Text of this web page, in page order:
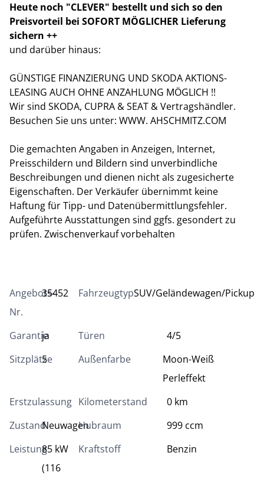
Heute noch "CLEVER" bestellt und sich so den
Preisvorteil bei SOFORT MÖGLICHER Lieferung
sichern ++
und darüber hinaus:
GÜNSTIGE FINANZIERUNG UND SKODA AKTIONS-
LEASING AUCH OHNE ANZAHLUNG MÖGLICH !!
Wir sind SKODA, CUPRA & SEAT & Vertragshändler.
Besuchen Sie uns unter: WWW. AHSCHMITZ.COM
Die gemachten Angaben in Anzeigen, Internet,
Preisschildern und Bildern sind unverbindliche
Beschreibungen und dienen nicht als zugesicherte
Eigenschaften. Der Verkäufer übernimmt keine
Haftung für Tipp- und Datenübermittlungsfehler.
Aufgeführte Ausstattungen sind ggfs. gesondert zu
prüfen. Zwischenverkauf vorbehalten
Angebots-
Nr.
35452 FahrzeugtypSUV/Geländewagen/Pickup
Garantie
ja Türen
4/5
Sitzplätze
5 Außenfarbe
Moon-Weiß
Perleffekt
Erstzulassung
- Kilometerstand
0 km
ZustandNeuwagenHubraum
999 ccm
Leistung85 kW
(116
Kraftstoff Benzin